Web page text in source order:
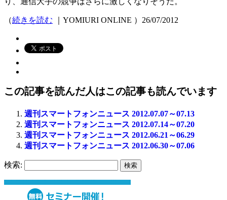
（続きを読む ｜YOMIURI ONLINE ）26/07/2012
この記事を読んだ人はこの記事も読んでいます
週刊スマートフォンニュース 2012.07.07～07.13
週刊スマートフォンニュース 2012.07.14～07.20
週刊スマートフォンニュース 2012.06.21～06.29
週刊スマートフォンニュース 2012.06.30～07.06
検索: